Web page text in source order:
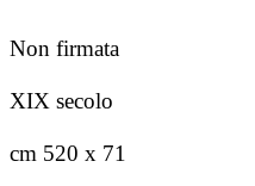
Non firmata
XIX secolo
cm 520 x 71